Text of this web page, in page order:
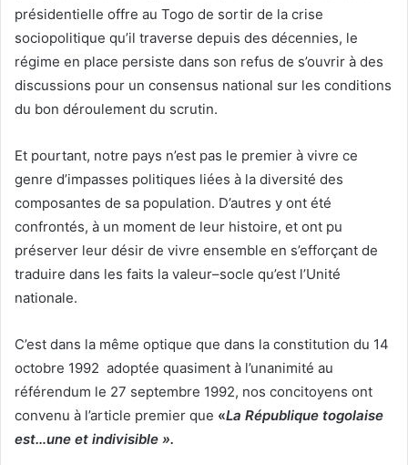
présidentielle offre au Togo de sortir de la crise
sociopolitique qu’il traverse depuis des décennies, le
régime en place persiste dans son refus de s’ouvrir à des
discussions pour un consensus national sur les conditions
du bon déroulement du scrutin.
Et pourtant, notre pays n’est pas le premier à vivre ce
genre d’impasses politiques liées à la diversité des
composantes de sa population. D’autres y ont été
confrontés, à un moment de leur histoire, et ont pu
préserver leur désir de vivre ensemble en s’efforçant de
traduire dans les faits la valeur–socle qu’est l’Unité
nationale.
C’est dans la même optique que dans la constitution du 14
octobre 1992 adoptée quasiment à l’unanimité au
référendum le 27 septembre 1992, nos concitoyens ont
convenu à l’article premier que «La République togolaise
est…une et indivisible ».